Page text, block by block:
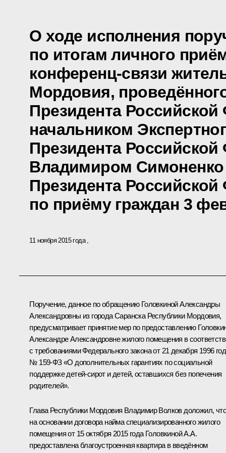
О ходе исполнения
по итогам личного
конференц-связи
Мордовия,
Президента
начальником
Президента
Владимиром
Президента
по приёму граждан 3
11 ноября 2015 года
Поручение, данное по обращению Головкиной Александры
Александровны из города Саранска Республики Мордовия,
предусматривает принятие мер по предоставлению
Александре Александровне жилого помещения в
с требованиями Федерального закона от 21 декабря 1996
№ 159-ФЗ «О дополнительных гарантиях по социальной
поддержке детей-сирот и детей, оставшихся без попечения
родителей».
Глава Республики Мордовия Владимир Волков доложил, что
на основании договора найма специализированного жилого
помещения от 15 октября 2015 года Головкиной А.А.
предоставлена благоустроенная квартира в введённом